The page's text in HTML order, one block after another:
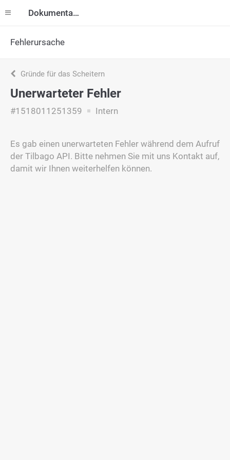
Dokumentation
Fehlerursache
Gründe für das Scheitern
Unerwarteter Fehler
#1518011251359 Intern
Es gab einen unerwarteten Fehler während dem Aufruf
der Tilbago API. Bitte nehmen Sie mit uns Kontakt auf,
damit wir Ihnen weiterhelfen können.